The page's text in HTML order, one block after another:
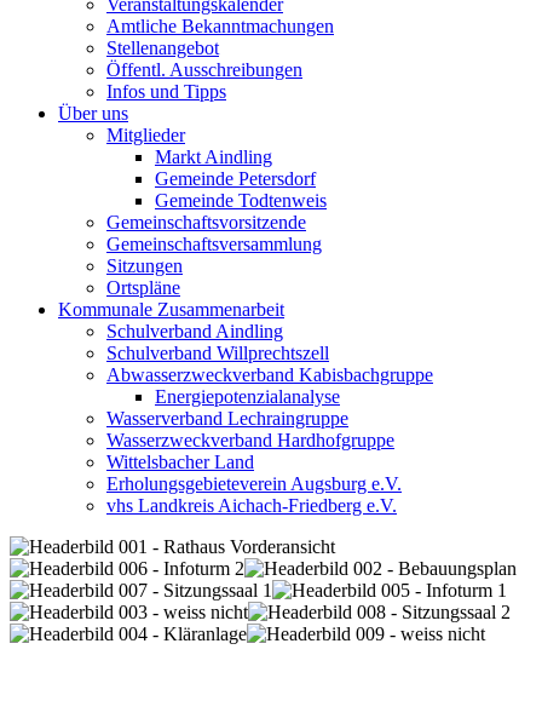
Veranstaltungskalender
Amtliche Bekanntmachungen
Stellenangebot
Öffentl. Ausschreibungen
Infos und Tipps
Über uns
Mitglieder
Markt Aindling
Gemeinde Petersdorf
Gemeinde Todtenweis
Gemeinschaftsvorsitzende
Gemeinschaftsversammlung
Sitzungen
Ortspläne
Kommunale Zusammenarbeit
Schulverband Aindling
Schulverband Willprechtszell
Abwasserzweckverband Kabisbachgruppe
Energiepotenzialanalyse
Wasserverband Lechraingruppe
Wasserzweckverband Hardhofgruppe
Wittelsbacher Land
Erholungsgebieteverein Augsburg e.V.
vhs Landkreis Aichach-Friedberg e.V.